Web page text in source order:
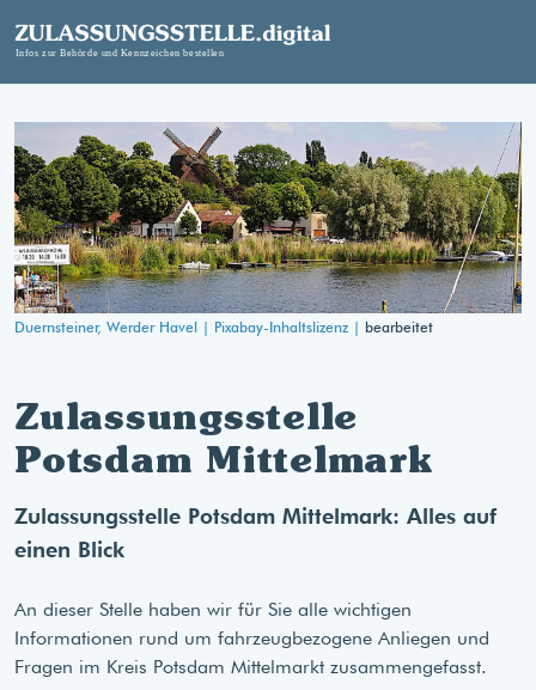
Duernsteiner, Werder Havel | Pixabay-Inhaltslizenz | bearbeitet
Zulassungsstelle
Potsdam Mittelmark
Zulassungsstelle Potsdam Mittelmark: Alles auf
einen Blick
An dieser Stelle haben wir für Sie alle wichtigen
Informationen rund um fahrzeugbezogene Anliegen und
Fragen im Kreis Potsdam Mittelmarkt zusammengefasst.